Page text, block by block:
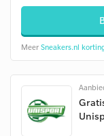
Meer Sneakers.nl